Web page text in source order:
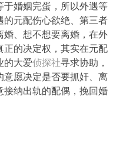
于婚姻完蛋，所以外遇等
的元配伤心欲绝、第三者
婚、想不想要离婚，在外
正的决定权，其实在元配
的大爱侦探社寻求协助，
意愿决定是否要抓奸、离
接纳出轨的配偶，挽回婚